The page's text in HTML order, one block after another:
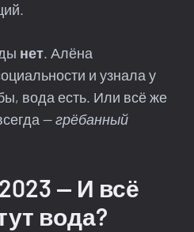
нет. Алёна
и узнала у
вода есть. Или всё же
—грёбанный
— И всё
вода?